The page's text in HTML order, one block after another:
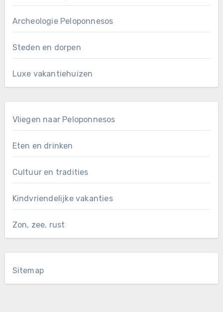
Archeologie Peloponnesos
Steden en dorpen
Luxe vakantiehuizen
Vliegen naar Peloponnesos
Eten en drinken
Cultuur en tradities
Kindvriendelijke vakanties
Zon, zee, rust
Sitemap